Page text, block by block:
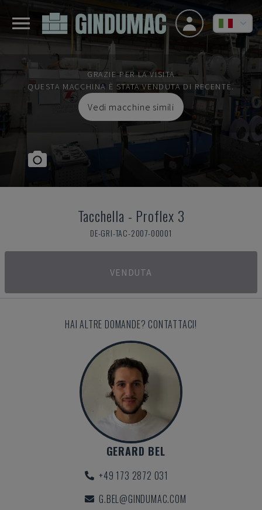
GRAZIE PER LA VISITA
QUESTA MACCHINA È STATA VENDUTA DI RECENTE.
Vedi macchine simili
Tacchella - Proflex 3
DE-GRI-TAC-2007-00001
VENDUTA
HAI ALTRE DOMANDE? CONTATTACI!
GERARD BEL
+49 173 2872 031
G.BEL@GINDUMAC.COM